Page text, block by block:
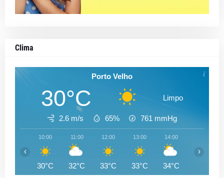
Clima
Porto Velho
30°C Limpo
2.6 m/s 65% 761 mmHg
10:00
30°C
11:00
32°C
12:00
33°C
13:00
33°C
14:00
34°C
‹ ›